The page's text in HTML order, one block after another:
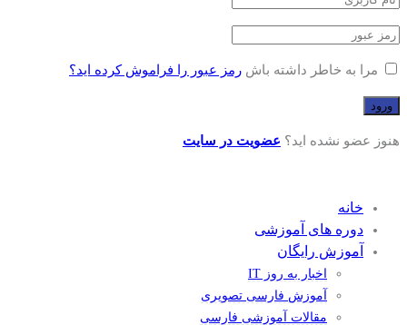
مرا به خاطر داشته باش رمز عبور را فراموش کرده اید؟
هنوز عضو نشده اید؟ عضویت در سایت
خانه
دوره های آموزشی
آموزش رایگان
اخبار به روز IT
آموزش فارسی تصویری
مقالات آموزشی فارسی